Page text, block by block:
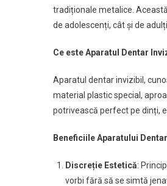
tradiționale metalice.
de adolescenți, cât și de
Ce este Aparatul Dentar
Aparatul dentar invizibil,
material plastic special,
potrivească perfect pe dinți,
Beneficiile Aparatului
Discreție Estetică:
vorbi fără să se simtă